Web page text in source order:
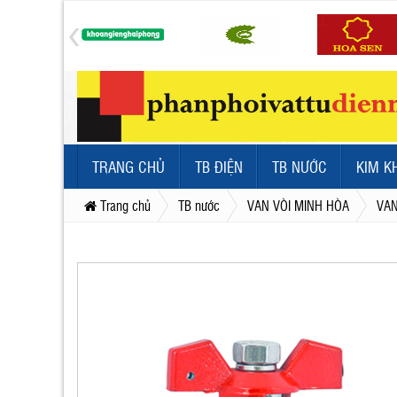
TRANG CHỦ TB ĐIỆN TB NƯỚC KIM
Trang chủ TB nước VAN VÒI MINH HÒA